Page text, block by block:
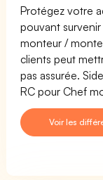
Protégez votre
pouvant
monteur /
clients peut
pas assurée.
RC pour Chef
Voir les